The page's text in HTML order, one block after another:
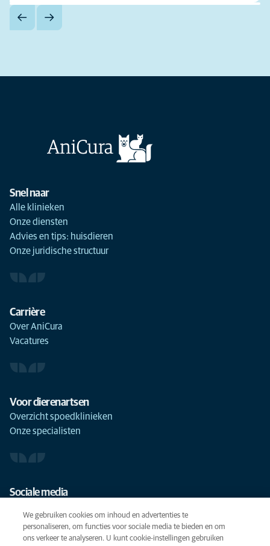
Snel naar
Alle klinieken
Onze diensten
Advies en tips: huisdieren
Onze juridische structuur
Carrière
Over AniCura
Vacatures
Voor dierenartsen
Overzicht spoedklinieken
Onze specialisten
Sociale media
We gebruiken cookies om inhoud en advertenties te
personaliseren, om functies voor sociale media te bieden en om
ons verkeer te analyseren. U kunt cookie-instellingen gebruiken